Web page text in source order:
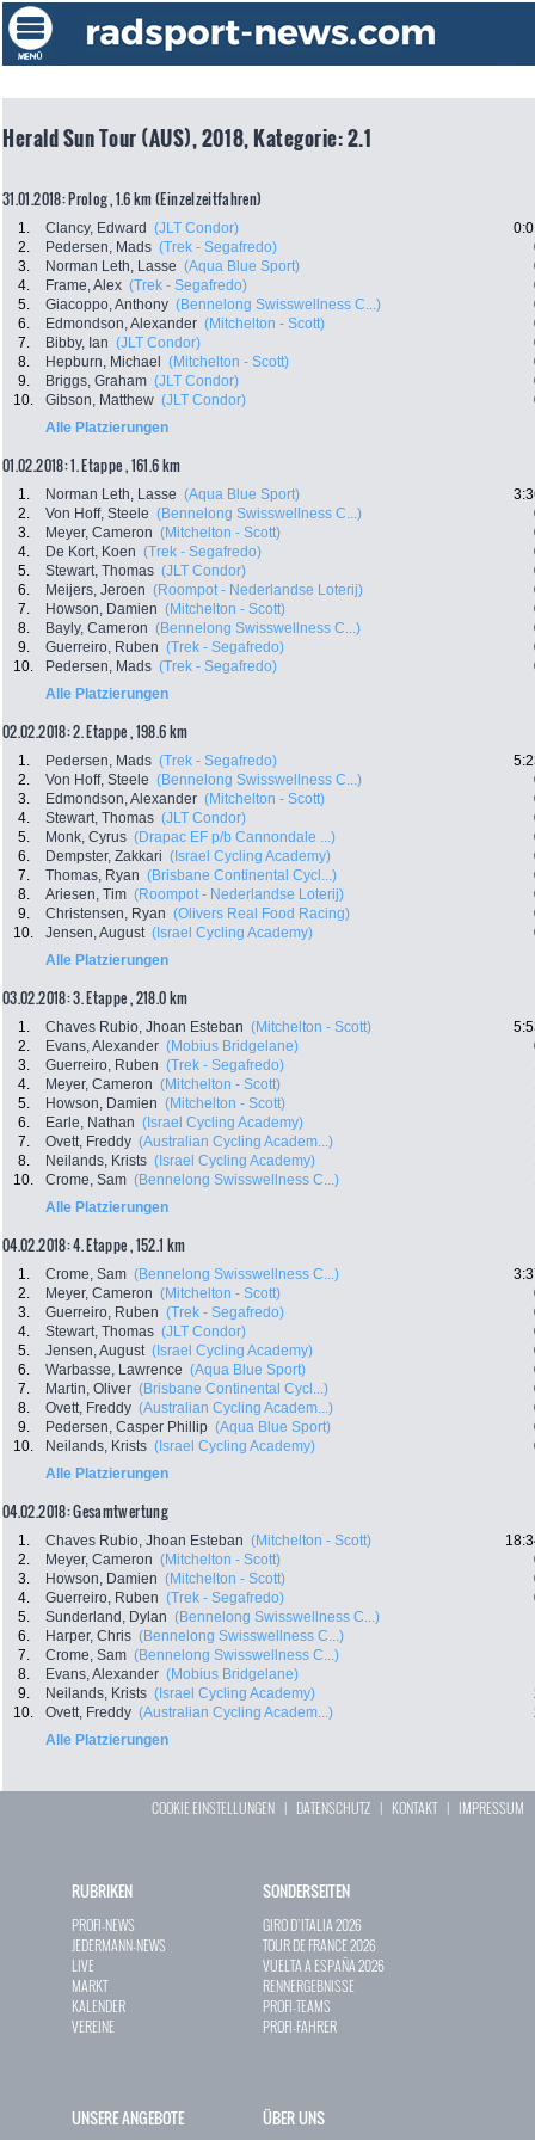
Herald Sun Tour (AUS), 2018, Kategorie: 2.1
31.01.2018: Prolog , 1.6 km (Einzelzeitfahren)
1. Clancy, Edward (JLT Condor)
2.
Pedersen, Mads (Trek - Segafredo)
3.
Norman Leth, Lasse (Aqua Blue Sport)
4.
Frame, Alex (Trek - Segafredo)
5.
Giacoppo, Anthony (Bennelong Swisswellness C...)
6.
Edmondson, Alexander (Mitchelton - Scott)
7.
Bibby, Ian (JLT Condor)
8.
Hepburn, Michael (Mitchelton - Scott)
9.
Briggs, Graham (JLT Condor)
10.
Gibson, Matthew (JLT Condor)
Alle Platzierungen
01.02.2018: 1. Etappe , 161.6 km
1. Norman Leth, Lasse (Aqua Blue Sport)
2.
Von Hoff, Steele (Bennelong Swisswellness C...)
3.
Meyer, Cameron (Mitchelton - Scott)
4.
De Kort, Koen (Trek - Segafredo)
5.
Stewart, Thomas (JLT Condor)
6.
Meijers, Jeroen (Roompot - Nederlandse Loterij)
7.
Howson, Damien (Mitchelton - Scott)
8.
Bayly, Cameron (Bennelong Swisswellness C...)
9.
Guerreiro, Ruben (Trek - Segafredo)
10.
Pedersen, Mads (Trek - Segafredo)
Alle Platzierungen
02.02.2018: 2. Etappe , 198.6 km
1. Pedersen, Mads (Trek - Segafredo)
2.
Von Hoff, Steele (Bennelong Swisswellness C...)
3.
Edmondson, Alexander (Mitchelton - Scott)
4.
Stewart, Thomas (JLT Condor)
5.
Monk, Cyrus (Drapac EF p/b Cannondale ...)
6.
Dempster, Zakkari (Israel Cycling Academy)
7.
Thomas, Ryan (Brisbane Continental Cycl...)
8.
Ariesen, Tim (Roompot - Nederlandse Loterij)
9.
Christensen, Ryan (Olivers Real Food Racing)
10.
Jensen, August (Israel Cycling Academy)
Alle Platzierungen
03.02.2018: 3. Etappe , 218.0 km
1. Chaves Rubio, Jhoan Esteban (Mitchelton - Scott)
2.
Evans, Alexander (Mobius Bridgelane)
3.
Guerreiro, Ruben (Trek - Segafredo)
4.
Meyer, Cameron (Mitchelton - Scott)
5.
Howson, Damien (Mitchelton - Scott)
6.
Earle, Nathan (Israel Cycling Academy)
7.
Ovett, Freddy (Australian Cycling Academ...)
8.
Neilands, Krists (Israel Cycling Academy)
10.
Crome, Sam (Bennelong Swisswellness C...)
Alle Platzierungen
04.02.2018: 4. Etappe , 152.1 km
1. Crome, Sam (Bennelong Swisswellness C...)
2.
Meyer, Cameron (Mitchelton - Scott)
3.
Guerreiro, Ruben (Trek - Segafredo)
4.
Stewart, Thomas (JLT Condor)
5.
Jensen, August (Israel Cycling Academy)
6.
Warbasse, Lawrence (Aqua Blue Sport)
7.
Martin, Oliver (Brisbane Continental Cycl...)
8.
Ovett, Freddy (Australian Cycling Academ...)
9.
Pedersen, Casper Phillip (Aqua Blue Sport)
10.
Neilands, Krists (Israel Cycling Academy)
Alle Platzierungen
04.02.2018: Gesamtwertung
1. Chaves Rubio, Jhoan Esteban (Mitchelton - Scott)
2.
Meyer, Cameron (Mitchelton - Scott)
3.
Howson, Damien (Mitchelton - Scott)
4.
Guerreiro, Ruben (Trek - Segafredo)
5.
Sunderland, Dylan (Bennelong Swisswellness C...)
6.
Harper, Chris (Bennelong Swisswellness C...)
7.
Crome, Sam (Bennelong Swisswellness C...)
8.
Evans, Alexander (Mobius Bridgelane)
9.
Neilands, Krists (Israel Cycling Academy)
10.
Ovett, Freddy (Australian Cycling Academ...)
Alle Platzierungen
COOKIE EINSTELLUNGEN | DATENSCHUTZ | KONTAKT| IMPRESSUM
RUBRIKEN
PROFI-NEWS
JEDERMANN-NEWS
LIVE
MARKT
KALENDER
VEREINE
SONDERSEITEN
GIRO D`ITALIA 2026
TOUR DE FRANCE 2026
VUELTA A ESPAÑA 2026
RENNERGEBNISSE
PROFI-TEAMS
PROFI-FAHRER
UNSERE ANGEBOTE ÜBER UNS